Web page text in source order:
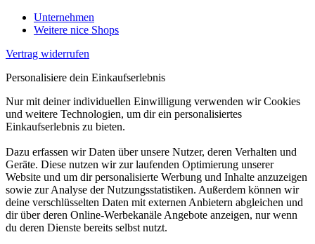
Unternehmen
Weitere nice Shops
Vertrag widerrufen
Personalisiere dein Einkaufserlebnis
Nur mit deiner individuellen Einwilligung verwenden wir Cookies
und weitere Technologien, um dir ein personalisiertes
Einkaufserlebnis zu bieten.
Dazu erfassen wir Daten über unsere Nutzer, deren Verhalten und
Geräte. Diese nutzen wir zur laufenden Optimierung unserer
Website und um dir personalisierte Werbung und Inhalte anzuzeigen
sowie zur Analyse der Nutzungsstatistiken. Außerdem können wir
deine verschlüsselten Daten mit externen Anbietern abgleichen und
dir über deren Online-Werbekanäle Angebote anzeigen, nur wenn
du deren Dienste bereits selbst nutzt.